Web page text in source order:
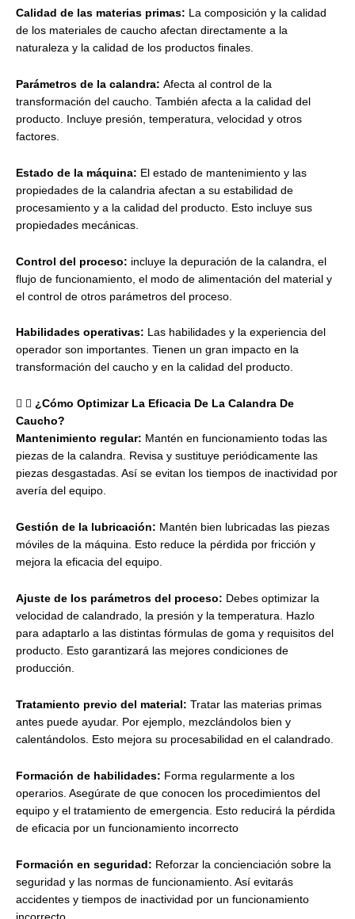
Calidad de las materias primas: La composición y la calidad
de los materiales de caucho afectan directamente a la
naturaleza y la calidad de los productos finales.
Parámetros de la calandra: Afecta al control de la
transformación del caucho. También afecta a la calidad del
producto. Incluye presión, temperatura, velocidad y otros
factores.
Estado de la máquina: El estado de mantenimiento y las
propiedades de la calandria afectan a su estabilidad de
procesamiento y a la calidad del producto. Esto incluye sus
propiedades mecánicas.
Control del proceso: incluye la depuración de la calandra, el
flujo de funcionamiento, el modo de alimentación del material y
el control de otros parámetros del proceso.
Habilidades operativas: Las habilidades y la experiencia del
operador son importantes. Tienen un gran impacto en la
transformación del caucho y en la calidad del producto.
¿Cómo Optimizar La Eficacia De La Calandra De
Caucho?
Mantenimiento regular: Mantén en funcionamiento todas las
piezas de la calandra. Revisa y sustituye periódicamente las
piezas desgastadas. Así se evitan los tiempos de inactividad por
avería del equipo.
Gestión de la lubricación: Mantén bien lubricadas las piezas
móviles de la máquina. Esto reduce la pérdida por fricción y
mejora la eficacia del equipo.
Ajuste de los parámetros del proceso: Debes optimizar la
velocidad de calandrado, la presión y la temperatura. Hazlo
para adaptarlo a las distintas fórmulas de goma y requisitos del
producto. Esto garantizará las mejores condiciones de
producción.
Tratamiento previo del material: Tratar las materias primas
antes puede ayudar. Por ejemplo, mezclándolos bien y
calentándolos. Esto mejora su procesabilidad en el calandrado.
Formación de habilidades: Forma regularmente a los
operarios. Asegúrate de que conocen los procedimientos del
equipo y el tratamiento de emergencia. Esto reducirá la pérdida
de eficacia por un funcionamiento incorrecto
Formación en seguridad: Reforzar la concienciación sobre la
seguridad y las normas de funcionamiento. Así evitarás
accidentes y tiempos de inactividad por un funcionamiento